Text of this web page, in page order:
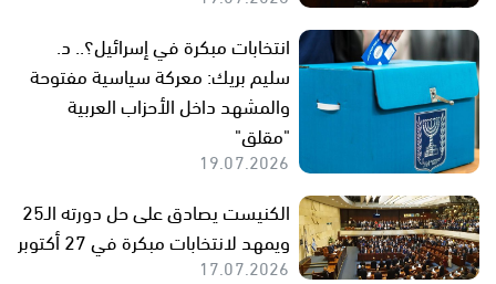
انتخابات مبكرة في إسرائيل؟.. د.
سليم بريك: معركة سياسية مفتوحة
والمشهد داخل الأحزاب العربية
"مقلق"
19.07.2026
الكنيست يصادق على حل دورته الـ25
ويمهد لانتخابات مبكرة في 27 أكتوبر
17.07.2026